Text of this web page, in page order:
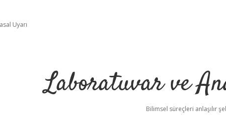
Uyarı
Laboratuvar ve
Bilimsel süreçleri anlaşılır